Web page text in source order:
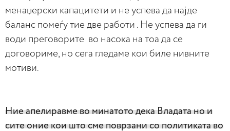
менаџерски капацитети и не успева да најде
баланс помеѓу тие две работи . Не успева да ги
води преговорите во насока на тоа да се
договориме, но сега гледаме кои биле нивните
мотиви.
Ние апелиравме во минатото дека Владата но и
сите оние кои што сме поврзани со политиката во